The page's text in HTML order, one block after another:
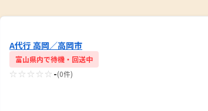
A代行 高岡／高岡市
富山県内で待機・回送中
☆☆☆☆☆ -(0件)